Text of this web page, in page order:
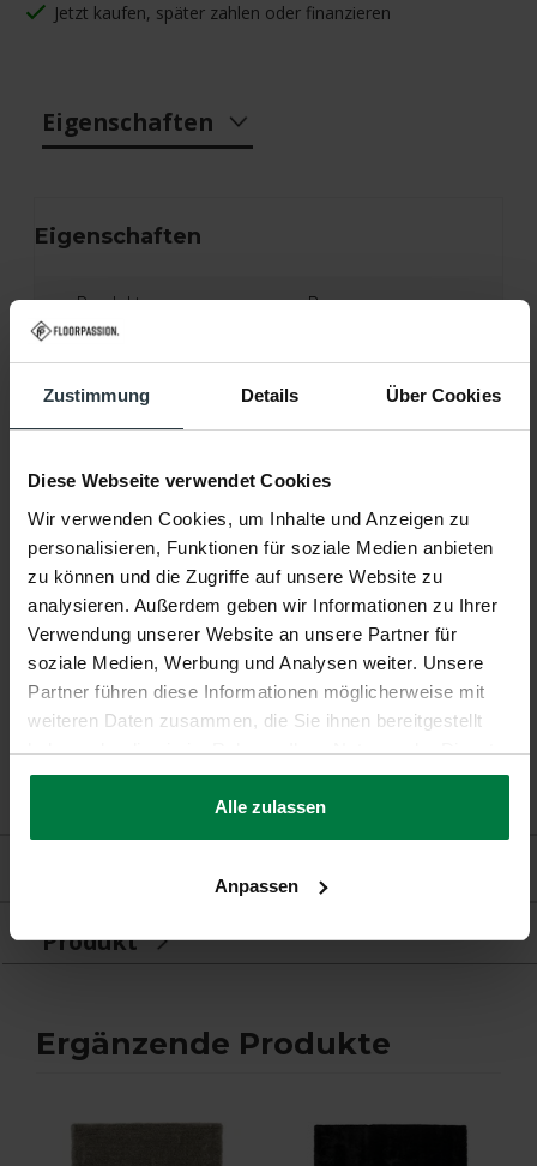
Zustimmung Details Über Cookies
Diese Webseite verwendet Cookies
Wir verwenden Cookies, um Inhalte und Anzeigen zu
personalisieren, Funktionen für soziale Medien anbieten
zu können und die Zugriffe auf unsere Website zu
analysieren. Außerdem geben wir Informationen zu Ihrer
Verwendung unserer Website an unsere Partner für
soziale Medien, Werbung und Analysen weiter. Unsere
Partner führen diese Informationen möglicherweise mit
weiteren Daten zusammen, die Sie ihnen bereitgestellt
haben oder die sie im Rahmen Ihrer Nutzung der Dienste
gesammelt haben.
Alle zulassen
Anpassen
Jetzt kaufen, später zahlen oder finanzieren
Eigenschaften
Produkt
Eigenschaften
Produktname: Ross
Form: Rechteckig
Florhöhe: Ca. 5 Zentimeter
Produktionstechnik: Tufting Maschinell
Produktionsland: Niederlande
Garantie: 2 Jahre
Fußbodenheizung: Geeignet
Ergänzende Produkte